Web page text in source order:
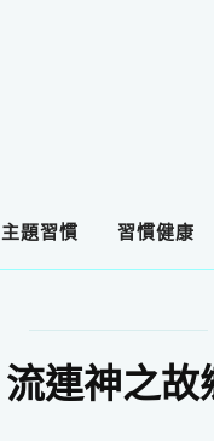
主題習慣 習慣健康
流連神之故